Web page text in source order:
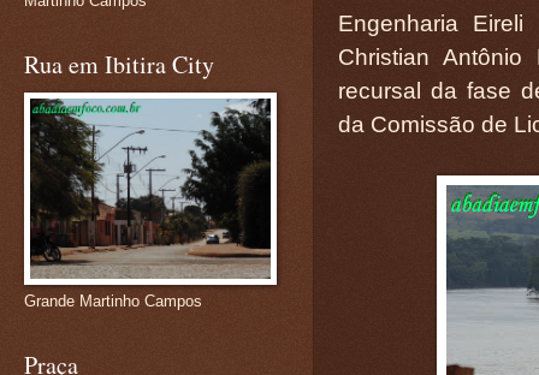
Engenharia
Christian
recursal da fase
da Comissão de
Rua em Ibitira City
Grande Martinho Campos
Praça